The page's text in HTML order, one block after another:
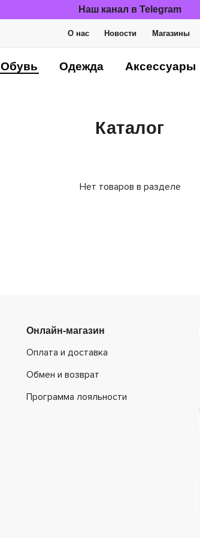
Наш канал в Telegram
О нас Новости Магазины
Обувь Одежда Аксессуары
Каталог
Нет товаров в разделе
Онлайн-магазин
Оплата и доставка
Обмен и возврат
Программа лояльности